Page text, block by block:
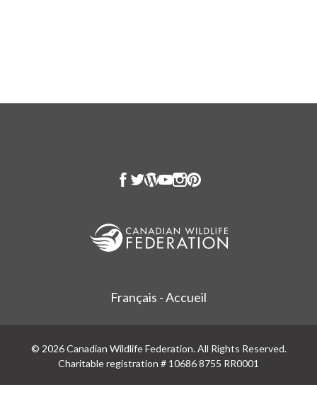
Français - Accueil
© 2026 Canadian Wildlife Federation. All Rights Reserved.
Charitable registration # 10686 8755 RR0001